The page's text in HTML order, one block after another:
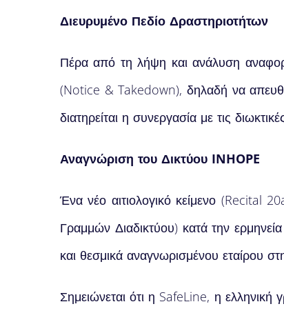
Διευρυμένο Πεδίο Δραστηριοτήτων
Πέρα από τη λήψη και ανάλυση
(Notice & Takedown), δηλαδή να
διατηρείται η συνεργασία με τις
Αναγνώριση του Δικτύου INHOPE
Ένα νέο αιτιολογικό κείμενο (Recital
Γραμμών Διαδικτύου) κατά την
και θεσμικά αναγνωρισμένου εταίρου
Σημειώνεται ότι η SafeLine, η